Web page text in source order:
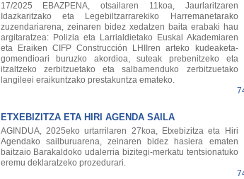
17/2025 EBAZPENA, otsailaren 11koa, Jaurlaritzaren
Idazkaritzako eta Legebiltzarrarekiko Harremanetarako
zuzendariarena, zeinaren bidez xedatzen baita erabaki hau
argitaratzea: Polizia eta Larrialdietako Euskal Akademiaren
eta Eraiken CIFP Construcción LHIIren arteko kudeaketa-
gomendioari buruzko akordioa, suteak prebenitzeko eta
itzaltzeko zerbitzuetako eta salbamenduko zerbitzuetako
langileei eraikuntzako prestakuntza emateko.
ETXEBIZITZA ETA HIRI AGENDA SAILA
AGINDUA, 2025eko urtarrilaren 27koa, Etxebizitza eta Hiri
Agendako sailburuarena, zeinaren bidez hasiera ematen
baitzaio Barakaldoko udalerria bizitegi-merkatu tentsionatuko
eremu deklaratzeko prozedurari.